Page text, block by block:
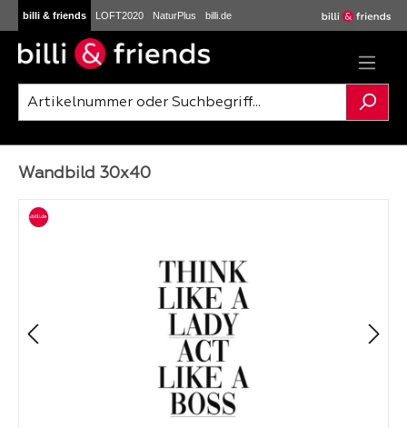
Zum Hauptinhalt springen
billi & friends LOFT2020 NaturPlus billi.de
Bildergalerie überspringen
Wandbild 30x40